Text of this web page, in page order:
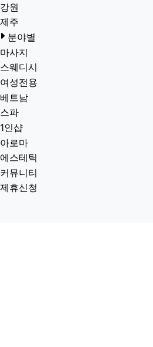
강원
제주
분야별
마사지
스웨디시
여성전용
베트남
스파
1인샵
아로마
에스테틱
커뮤니티
제휴신청